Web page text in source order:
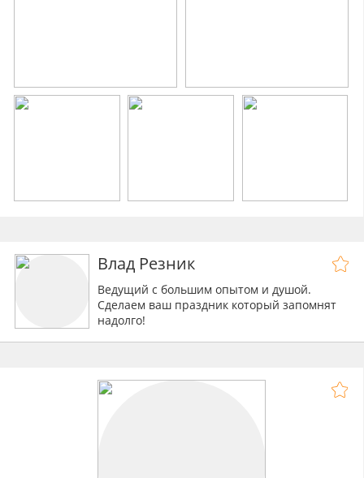
Влад Резник
Ведущий с большим опытом и душой.
Сделаем ваш праздник который запомнят
надолго!